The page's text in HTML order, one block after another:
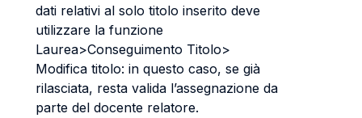
dati relativi al solo titolo inserito deve
utilizzare la funzione
Laurea>Conseguimento Titolo>
Modifica titolo: in questo caso, se già
rilasciata, resta valida l’assegnazione da
parte del docente relatore.